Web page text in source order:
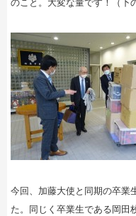
今回、加藤大使と同期の卒業
た。同じく卒業生である岡田